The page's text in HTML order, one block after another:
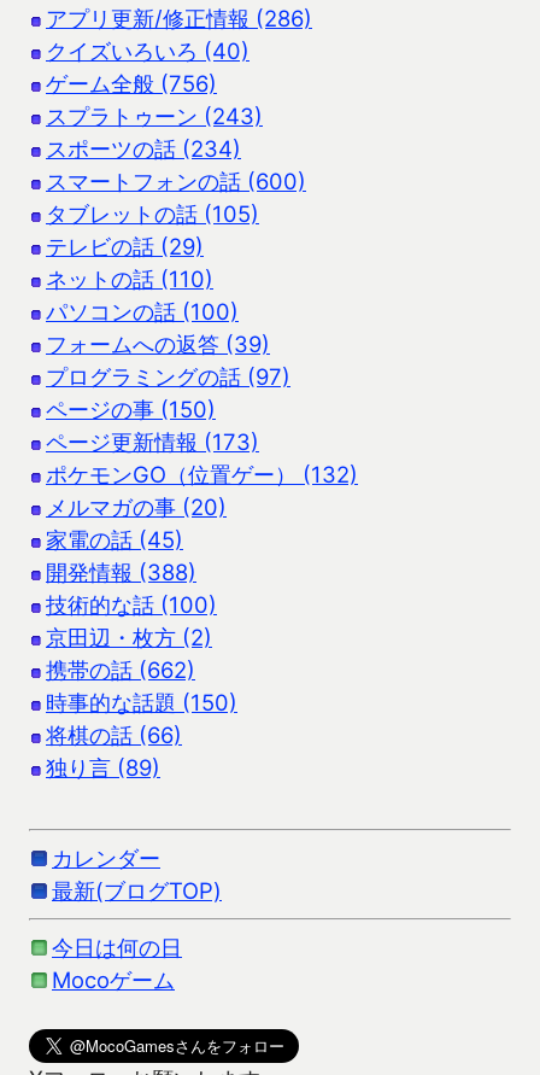
アプリ更新/修正情報 (286)
クイズいろいろ (40)
ゲーム全般 (756)
スプラトゥーン (243)
スポーツの話 (234)
スマートフォンの話 (600)
タブレットの話 (105)
テレビの話 (29)
ネットの話 (110)
パソコンの話 (100)
フォームへの返答 (39)
プログラミングの話 (97)
ページの事 (150)
ページ更新情報 (173)
ポケモンGO（位置ゲー） (132)
メルマガの事 (20)
家電の話 (45)
開発情報 (388)
技術的な話 (100)
京田辺・枚方 (2)
携帯の話 (662)
時事的な話題 (150)
将棋の話 (66)
独り言 (89)
カレンダー
最新(ブログTOP)
今日は何の日
Mocoゲーム